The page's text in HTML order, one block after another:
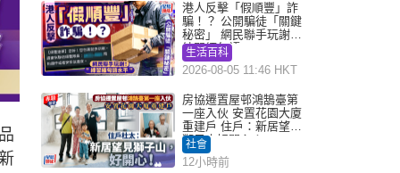
港人反擊「假順豐」詐
騙！？ 公開騙徒「關鍵
秘密」 網民聯手玩謝：
練習緬甸語
生活百科
2026-08-05 11:46 HKT
房協遷置屋邨鴻鵠臺第
一座入伙 安置花園大廈
重建戶 住戶：新居望見
獅子山好開心！
社會
12小時前